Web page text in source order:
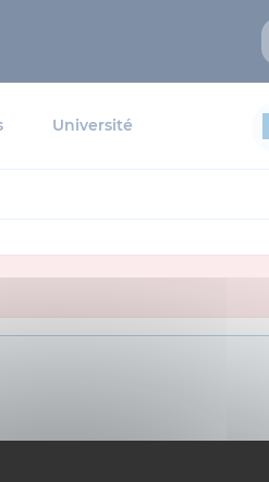
Université